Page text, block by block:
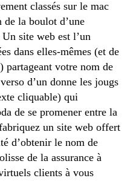
classés sur le mac
de la boulot d’une
site web est l’un
dans elles-mêmes (et de
partageant votre nom de
d’un donne les jougs
cliquable) qui
de se promener entre la
un site web offert
d’obtenir le nom de
de la assurance à
clients à vous